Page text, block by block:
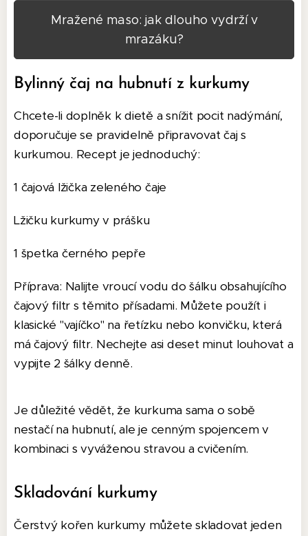
Mražené maso: jak dlouho vydrží v
mrazáku?
Bylinný čaj na hubnutí z kurkumy
Chcete-li doplněk k dietě a snížit pocit nadýmání,
doporučuje se pravidelně připravovat čaj s
kurkumou. Recept je jednoduchý:
1 čajová lžička zeleného čaje
Lžičku kurkumy v prášku
1 špetka černého pepře
Příprava: Nalijte vroucí vodu do šálku obsahujícího
čajový filtr s těmito přísadami. Můžete použít i
klasické "vajíčko" na řetízku nebo konvičku, která
má čajový filtr. Nechejte asi deset minut louhovat a
vypijte 2 šálky denně.
Je důležité vědět, že kurkuma sama o sobě
nestačí na hubnutí, ale je cenným spojencem v
kombinaci s vyváženou stravou a cvičením.
Skladování kurkumy
Čerstvý kořen kurkumy můžete skladovat jeden